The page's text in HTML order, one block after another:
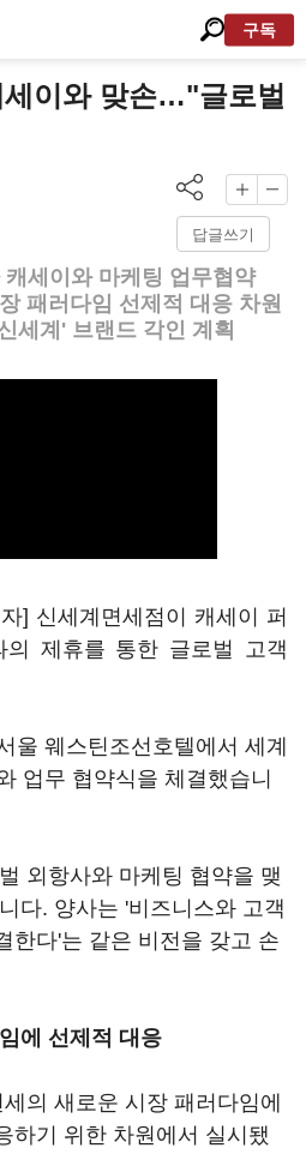
구독
이와 맞손…"글로벌
답글쓰기
세이와 마케팅 업무협약
패러다임 선제적 대응 차원
세계' 브랜드 각인 계획
] 신세계면세점이 캐세이 퍼
의 제휴를 통한 글로벌 고객
울 웨스틴조선호텔에서 세계
업무 협약식을 체결했습니
외항사와 마케팅 협약을 맺
다. 양사는 '비즈니스와 고객
한다'는 같은 비전을 갖고 손
에 선제적 대응
의 새로운 시장 패러다임에
하기 위한 차원에서 실시됐